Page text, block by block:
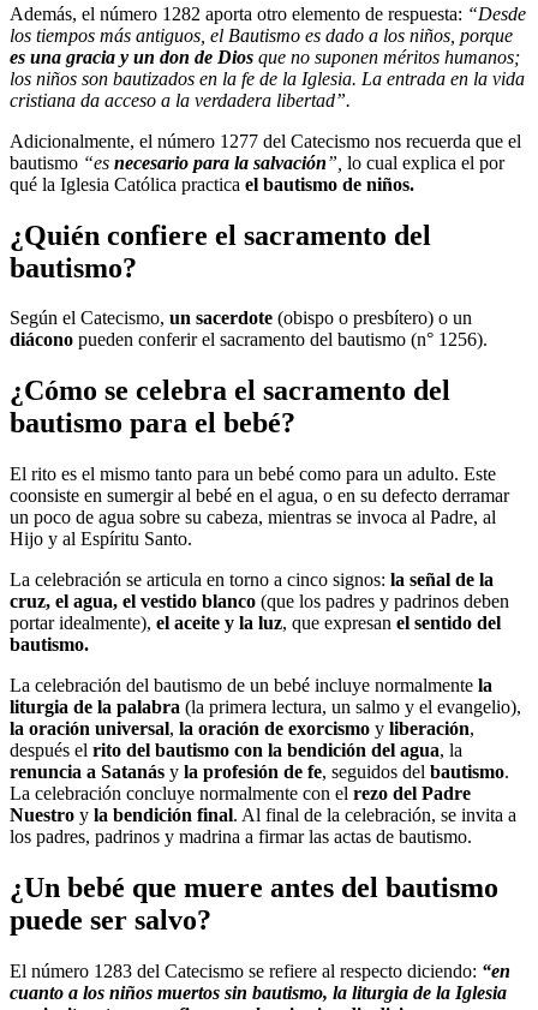
Además, el número 1282 aporta otro elemento de respuesta: “Desde
los tiempos más antiguos, el Bautismo es dado a los niños, porque
es una gracia y un don de Dios que no suponen méritos humanos;
los niños son bautizados en la fe de la Iglesia. La entrada en la vida
cristiana da acceso a la verdadera libertad”.
Adicionalmente, el número 1277 del Catecismo nos recuerda que el
bautismo “es necesario para la salvación”, lo cual explica el por
qué la Iglesia Católica practica el bautismo de niños.
¿Quién confiere el sacramento del
bautismo?
Según el Catecismo, un sacerdote (obispo o presbítero) o un
diácono pueden conferir el sacramento del bautismo (n° 1256).
¿Cómo se celebra el sacramento del
bautismo para el bebé?
El rito es el mismo tanto para un bebé como para un adulto. Este
coonsiste en sumergir al bebé en el agua, o en su defecto derramar
un poco de agua sobre su cabeza, mientras se invoca al Padre, al
Hijo y al Espíritu Santo.
La celebración se articula en torno a cinco signos: la señal de la
cruz, el agua, el vestido blanco (que los padres y padrinos deben
portar idealmente), el aceite y la luz, que expresan el sentido del
bautismo.
La celebración del bautismo de un bebé incluye normalmente la
liturgia de la palabra (la primera lectura, un salmo y el evangelio),
la oración universal, la oración de exorcismo y liberación,
después el rito del bautismo con la bendición del agua, la
renuncia a Satanás y la profesión de fe, seguidos del bautismo.
La celebración concluye normalmente con el rezo del Padre
Nuestro y la bendición final. Al final de la celebración, se invita a
los padres, padrinos y madrina a firmar las actas de bautismo.
¿Un bebé que muere antes del bautismo
puede ser salvo?
El número 1283 del Catecismo se refiere al respecto diciendo: “en
cuanto a los niños muertos sin bautismo, la liturgia de la Iglesia